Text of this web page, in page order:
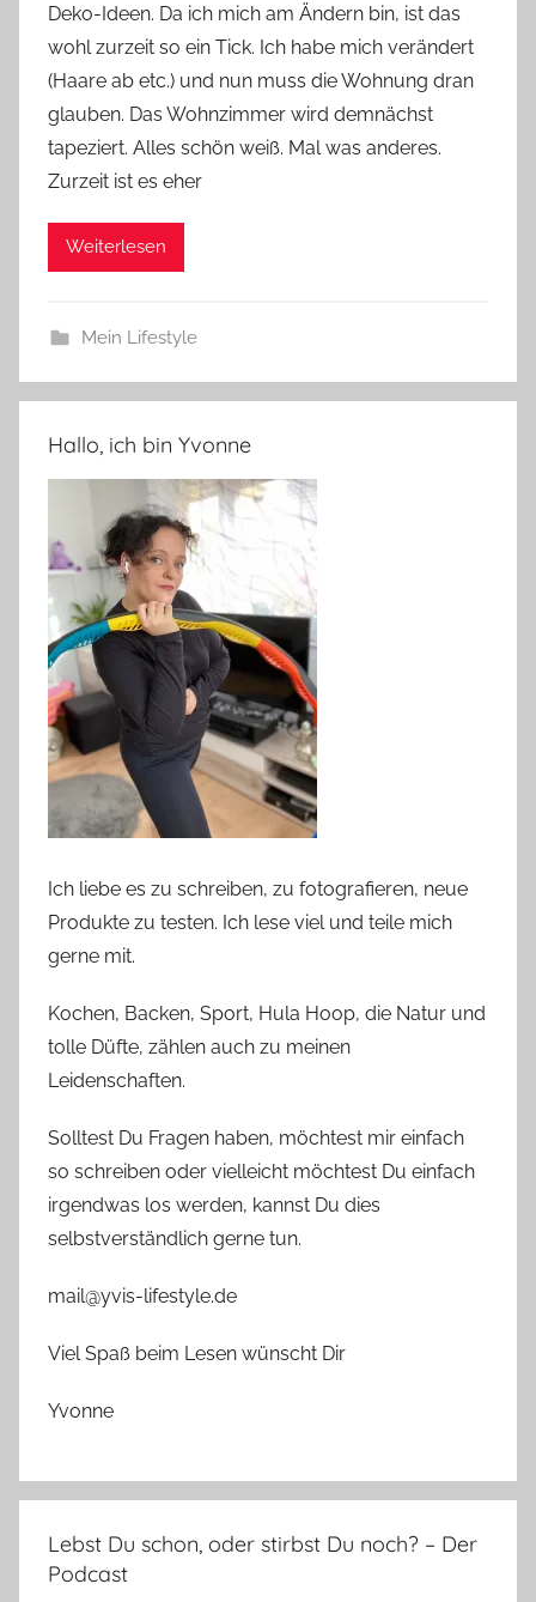
n
e
Deko-Ideen. Da ich mich am Ändern bin, ist das
wohl zurzeit so ein Tick. Ich habe mich verändert
(Haare ab etc.) und nun muss die Wohnung dran
glauben. Das Wohnzimmer wird demnächst
tapeziert. Alles schön weiß. Mal was anderes.
Zurzeit ist es eher
Weiterlesen
Mein Lifestyle
Hallo, ich bin Yvonne
Ich liebe es zu schreiben, zu fotografieren, neue
Produkte zu testen. Ich lese viel und teile mich
gerne mit.
Kochen, Backen, Sport, Hula Hoop, die Natur und
tolle Düfte, zählen auch zu meinen
Leidenschaften.
Solltest Du Fragen haben, möchtest mir einfach
so schreiben oder vielleicht möchtest Du einfach
irgendwas los werden, kannst Du dies
selbstverständlich gerne tun.
mail@yvis-lifestyle.de
Viel Spaß beim Lesen wünscht Dir
Yvonne
Lebst Du schon, oder stirbst Du noch? – Der
Podcast